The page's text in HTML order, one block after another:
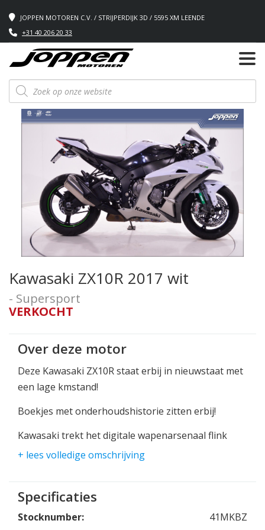
JOPPEN MOTOREN C.V. / STRIJPERDIJK 3D / 5595 XM LEENDE
+31 40 206 20 33
Producten
zoeken
Kawasaki ZX10R 2017 wit
- Supersport
VERKOCHT
Over deze motor
Deze Kawasaki ZX10R staat erbij in nieuwstaat met
een lage kmstand!
Boekjes met onderhoudshistorie zitten erbij!
Kawasaki trekt het digitale wapenarsenaal flink
open; traction control, launch control, engine brake
noodzakelijke assistentie in de zoektocht naar
meer grip en snelheid.
200pk aan geweld in dit witte monster! Wie komt
+ lees volledige omschrijving
Specificaties
Stocknumber:
41MKBZ